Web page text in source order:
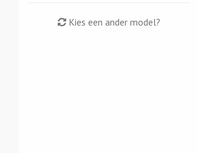
Kies een ander model?